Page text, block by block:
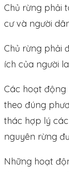
Chủ rừng phải
cư và người
Chủ rừng phải
ích của người
Các hoạt động
theo đúng
thác hợp lý
nguyên rừng
Những hoạt